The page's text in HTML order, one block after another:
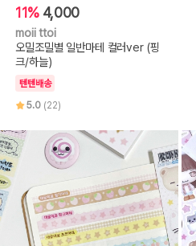
11% 4,000
moii ttoi
오밀조밀별 일반마테 컬러ver (핑
크/하늘)
텐텐배송
5.0 (22)